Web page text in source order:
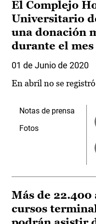
El Complejo
Universitario
una donación
durante el mes
01 de Junio de 2020
En abril no se
Notas de prensa
Fotos
Más de 22.400
cursos